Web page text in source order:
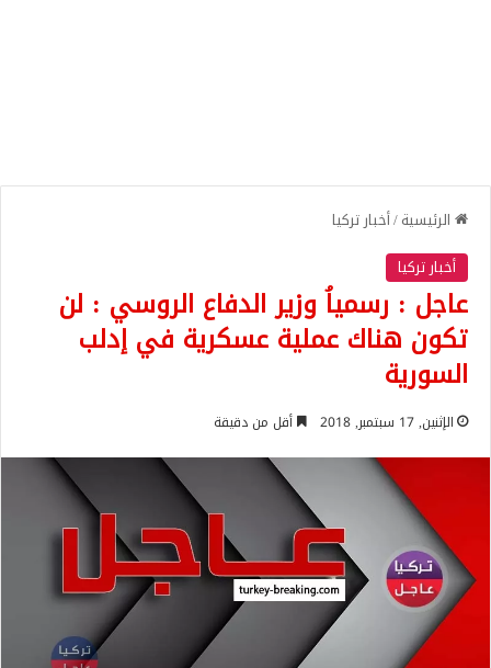
الرئيسية/أخبار تركيا
أخبار تركيا
عاجل : رسمياُ وزير الدفاع الروسي : لن
تكون هناك عملية عسكرية في إدلب
السورية
الإثنين, 17 سبتمبر, 2018 أقل من دقيقة